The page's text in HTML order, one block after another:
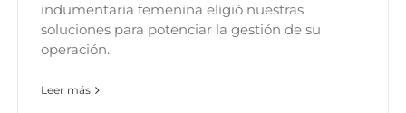
indumentaria femenina eligió nuestras
soluciones para potenciar la gestión de su
operación.
Leer más